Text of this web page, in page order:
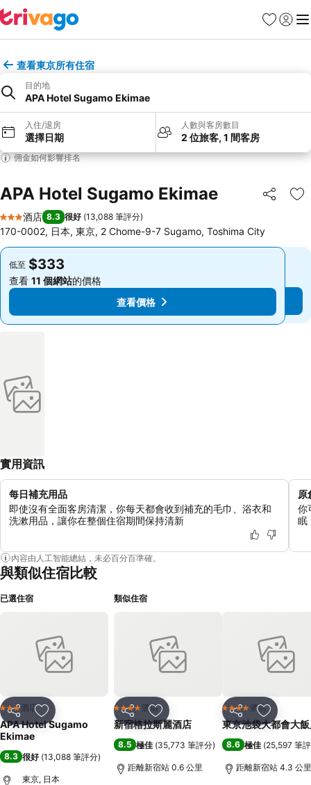
收藏夾
登入 選
查看東京所有住宿
目的地
APA Hotel Sugamo Ekimae
入住/退房
選擇日期
人數與客房數目
2 位旅客, 1 間客房
佣金如何影響排名
APA Hotel Sugamo Ekimae 分享
放
3 星級
酒店 8.3 很好 (13,088 筆評分)
170-0002, 日本, 東京, 2 Chome-9-7 Sugamo, Toshima City
低至 $333
查看 11 個網站的價格
查看價格
低至 $333
查看 11 個網站的價格
查看價格
實用資訊
每日補充用品
即使沒有全面客房清潔，你每天都會收到補充的毛巾、浴衣和
洗漱用品，讓你在整個住宿期間保持清新
原
你
眠
內容由人工智能總結，未必百分百準確。
與類似住宿比較
已選住宿
分享 放到收藏夾
3 星級酒店
APA Hotel Sugamo
Ekimae
8.3 很好 (13,088 筆評分)
東京, 日本
類似住宿
分享 放到收藏夾
4 星級 酒店
新宿格拉斯麗酒店
8.5 極佳 (35,773 筆評分)
距離新宿站 0.6 公里
分享 放到收藏
4 星級 酒店
東京池袋大都會大
8.6 極佳 (25,597 筆
距離新宿站 4.3 公里